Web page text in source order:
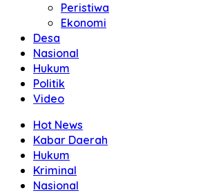
Peristiwa
Ekonomi
Desa
Nasional
Hukum
Politik
Video
Hot News
Kabar Daerah
Hukum
Kriminal
Nasional